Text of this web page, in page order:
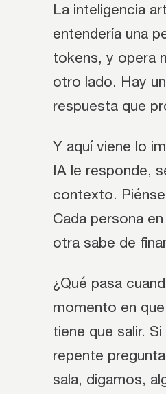
La inteligencia
entendería una
tokens, y opera
otro lado. Hay
respuesta que
Y aquí viene lo
IA le responde,
contexto.
Cada persona
otra sabe de
¿Qué pasa
momento en
tiene que salir.
repente
sala, digamos,